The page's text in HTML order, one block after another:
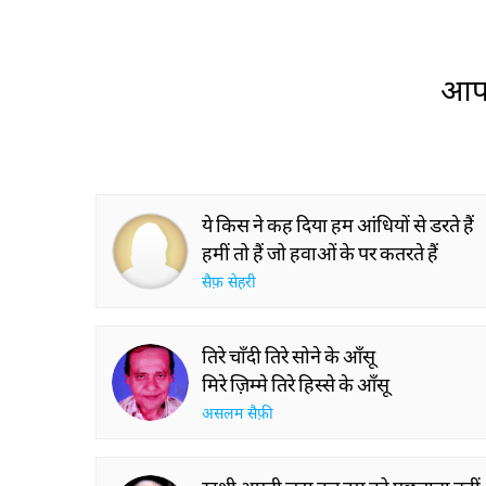
Mahira Khan & Samina
Peerzada on the Art of
Storytelling | Live at
The Secret History
Thumri: From
Lucknow’s Courts to